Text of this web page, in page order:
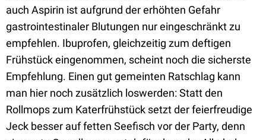
auch Aspirin ist aufgrund der erhöhten Gefahr
gastrointestinaler Blutungen nur eingeschränkt zu
empfehlen. Ibuprofen, gleichzeitig zum deftigen
Frühstück eingenommen, scheint noch die sicherste
Empfehlung. Einen gut gemeinten Ratschlag kann
man hier noch zusätzlich loswerden: Statt den
Rollmops zum Katerfrühstück setzt der feierfreudige
Jeck besser auf fetten Seefisch vor der Party, denn